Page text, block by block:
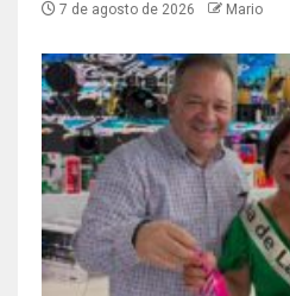
7 de agosto de 2026 Mario